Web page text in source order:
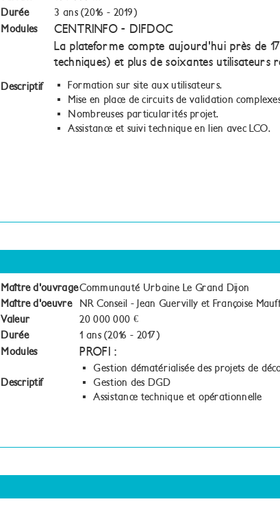
Durée
3 ans (2016 - 2019)
Modules
CENTRINFO - DIFDOC
Descriptif
La plateforme compte aujourd'hui près de
techniques) et plus de soixantes utilisateurs
Formation sur site aux utilisateurs.
Mise en place de circuits de validation
Nombreuses particularités projet.
Assistance et suivi technique en lien avec LCO.
Maître d'ouvrageCommunauté Urbaine Le Grand Dijon
Maître d'oeuvre
NR Conseil - Jean Guervilly et Françoise
Valeur
20 000 000 €
Durée
1 ans (2016 - 2017)
Modules
PROFI :
Descriptif
Gestion dématérialisée des projets de
Gestion des DGD
Assistance technique et opérationnelle